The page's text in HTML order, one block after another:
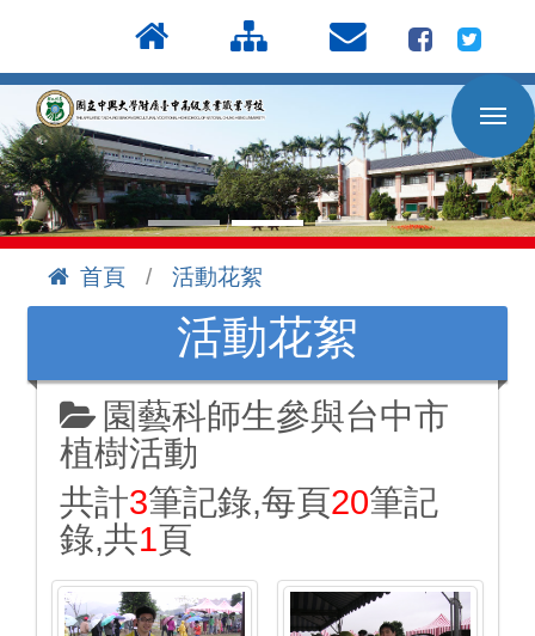
到
主
要
內
容
區
首頁
活動花絮
活動花絮
園藝科師生參與台中市
植樹活動
共計3筆記錄,每頁20筆記
錄,共1頁